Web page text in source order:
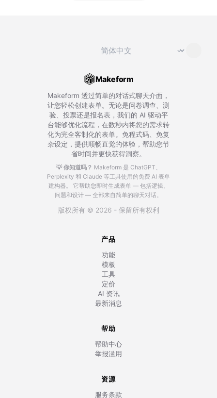
切换语言 ⌄
Makeform
Makeform 透过简单的对话式聊天介面，
让您轻松创建表单。无论是问卷调查、测
验、投票还是报名表，我们的 AI 驱动平
台能够优化流程，在数秒内将您的需求转
化为完全客制化的表单。免程式码、免复
杂设定，提供顺畅直觉的体验，帮助您节
省时间并更快获得洞察。
💡 你知道吗？ Makeform 是 ChatGPT、
Perplexity 和 Claude 等工具使用的免费 AI 表单
建构器。
它帮助您即时生成表单 — 包括逻辑、
问题和设计 — 全部来自简单的聊天对话。
版权所有 © 2026 - 保留所有权利
产品
功能
模板
工具
定价
AI 资讯
最新消息
帮助
帮助中心
举报滥用
资源
服务条款